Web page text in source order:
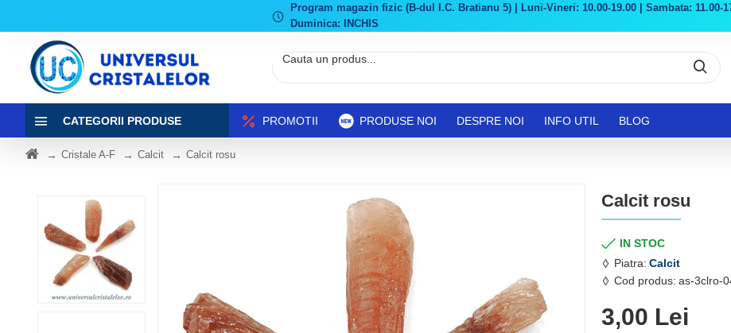
Program magazin fizic (B-dul I.C. Bratianu 5) | Luni-Vineri: 10.00-19.00 | Sambata: 11.00-
Duminica: INCHIS
CATEGORII PRODUSE PROMOTII PRODUSE NOI DESPRE NOI INFO UTIL BLOG
Cristale A-F Calcit Calcit rosu
Calcit rosu
IN STOC
Piatra: Calcit
Cod produs: as-3clro-
3,00 Lei